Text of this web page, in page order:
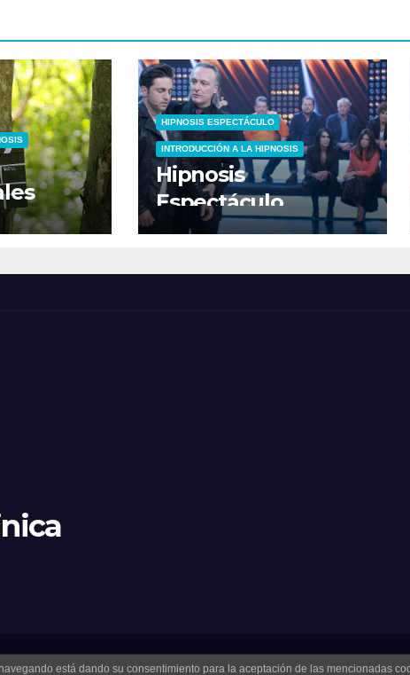
HIPNOSIS ESPECTÁCULO
INTRODUCCIÓN A LA HIPNOSIS
Hipnosis
Espectáculo
está dando su consentimiento para la aceptación de las mencionadas